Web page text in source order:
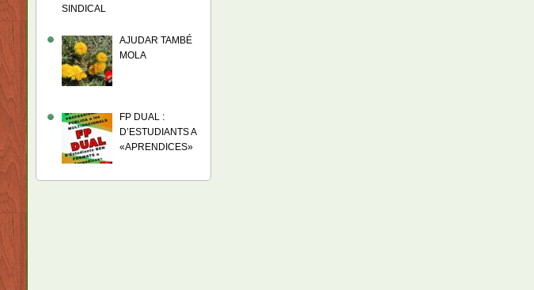
SINDICAL
AJUDAR TAMBÉ
MOLA
FP DUAL :
D’ESTUDIANTS A
«APRENDICES»